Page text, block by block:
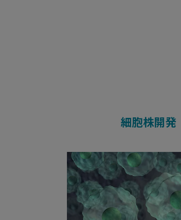
細胞株開発